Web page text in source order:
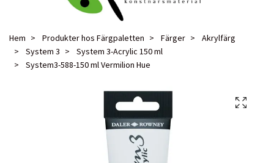
Hem Produkter hos Färgpaletten Färger
Akrylfärg
System 3
System 3-Acrylic 150 ml
System3-588-150 ml Vermilion Hue